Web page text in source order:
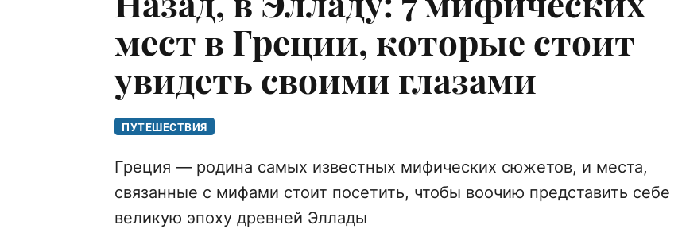
мест в Греции, которые стоит
увидеть своими глазами
ПУТЕШЕСТВИЯ
Греция — родина самых известных мифических сюжетов, и места,
связанные с мифами стоит посетить, чтобы воочию представить себе
великую эпоху древней Эллады